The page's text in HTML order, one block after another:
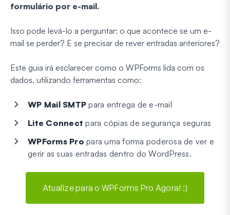
formulário por e-mail.
Isso pode levá-lo a perguntar: o que acontece se um e-
mail se perder? E se precisar de rever entradas anteriores?
Este guia irá esclarecer como o WPForms lida com os
dados, utilizando ferramentas como:
WP Mail SMTP para entrega de e-mail
Lite Connect para cópias de segurança seguras
WPForms Pro para uma forma poderosa de ver e
gerir as suas entradas dentro do WordPress.
Atualize para o WPForms Pro Agora! :)